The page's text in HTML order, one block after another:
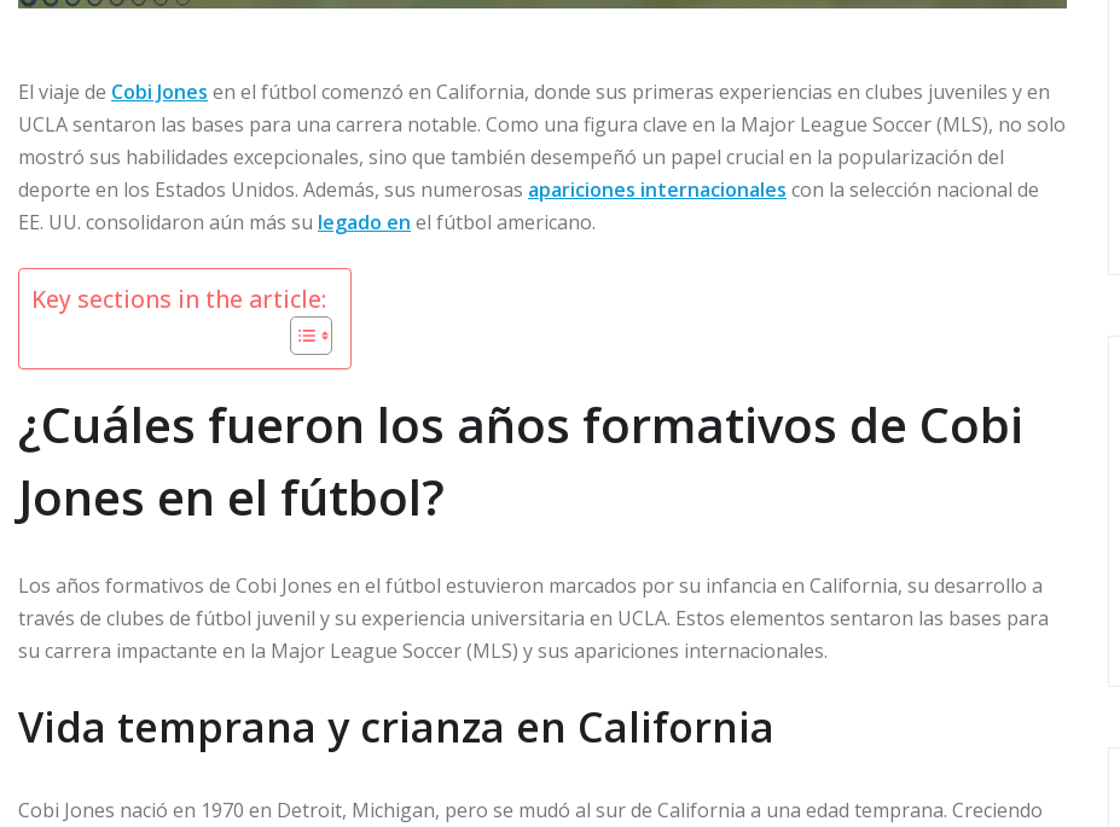
El viaje de Cobi Jones en el fútbol comenzó en California, donde sus primeras experiencias en clubes juveniles y en
UCLA sentaron las bases para una carrera notable. Como una figura clave en la Major League Soccer (MLS), no solo
mostró sus habilidades excepcionales, sino que también desempeñó un papel crucial en la popularización del
deporte en los Estados Unidos. Además, sus numerosas apariciones internacionales con la selección nacional de
EE. UU. consolidaron aún más su legado en el fútbol americano.
Key sections in the article:
¿Cuáles fueron los años formativos de Cobi
Jones en el fútbol?
Los años formativos de Cobi Jones en el fútbol estuvieron marcados por su infancia en California, su desarrollo a
través de clubes de fútbol juvenil y su experiencia universitaria en UCLA. Estos elementos sentaron las bases para
su carrera impactante en la Major League Soccer (MLS) y sus apariciones internacionales.
Vida temprana y crianza en California
Cobi Jones nació en 1970 en Detroit, Michigan, pero se mudó al sur de California a una edad temprana. Creciendo